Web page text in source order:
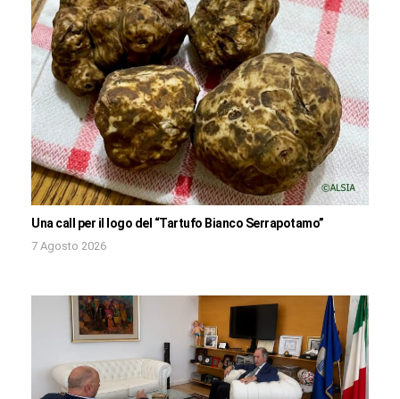
Una call per il logo del “Tartufo Bianco Serrapotamo”
7 Agosto 2026